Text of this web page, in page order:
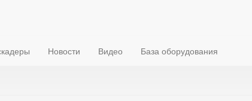
Новости Видео База оборудования